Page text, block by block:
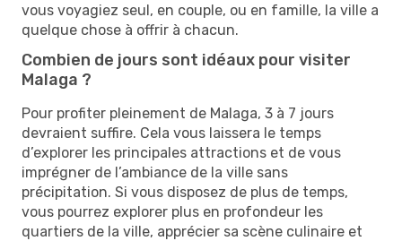
vous voyagiez seul, en couple, ou en famille, la ville a
quelque chose à offrir à chacun.
Combien de jours sont idéaux pour visiter
Malaga ?
Pour profiter pleinement de Malaga, 3 à 7 jours
devraient suffire. Cela vous laissera le temps
d’explorer les principales attractions et de vous
imprégner de l’ambiance de la ville sans
précipitation. Si vous disposez de plus de temps,
vous pourrez explorer plus en profondeur les
quartiers de la ville, apprécier sa scène culinaire et